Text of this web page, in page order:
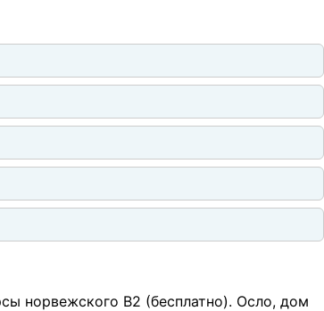
норвежского B2 (бесплатно). Осло, дом